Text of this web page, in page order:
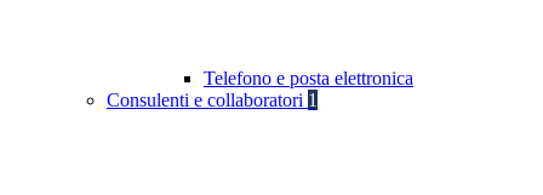
Telefono e posta elettronica
Consulenti e collaboratori 1